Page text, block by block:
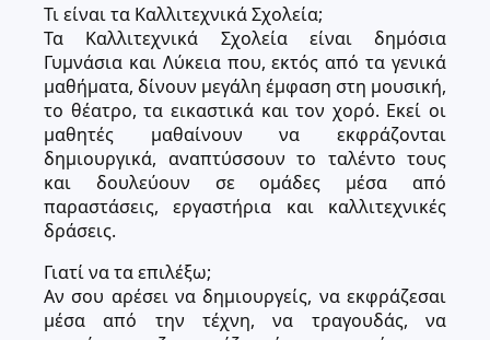
Τι είναι τα Καλλιτεχνικά Σχολεία;
Τα Καλλιτεχνικά Σχολεία είναι δημόσια
Γυμνάσια και Λύκεια που, εκτός από τα γενικά
μαθήματα, δίνουν μεγάλη έμφαση στη μουσική,
το θέατρο, τα εικαστικά και τον χορό. Εκεί οι
μαθητές μαθαίνουν να εκφράζονται
δημιουργικά, αναπτύσσουν το ταλέντο τους
και δουλεύουν σε ομάδες μέσα από
παραστάσεις, εργαστήρια και καλλιτεχνικές
δράσεις.
Γιατί να τα επιλέξω;
Αν σου αρέσει να δημιουργείς, να εκφράζεσαι
μέσα από την τέχνη, να τραγουδάς, να